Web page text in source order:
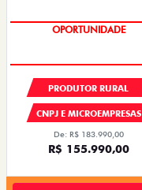
OPORTUNIDADE
PRODUTOR RURAL
CNPJ E MICROEMPRESAS
De: R$ 183.990,00
R$ 155.990,00